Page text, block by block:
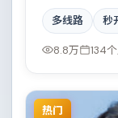
姆·汉克斯、
交错推进，真
多线路 秒
8.8万 134
热门